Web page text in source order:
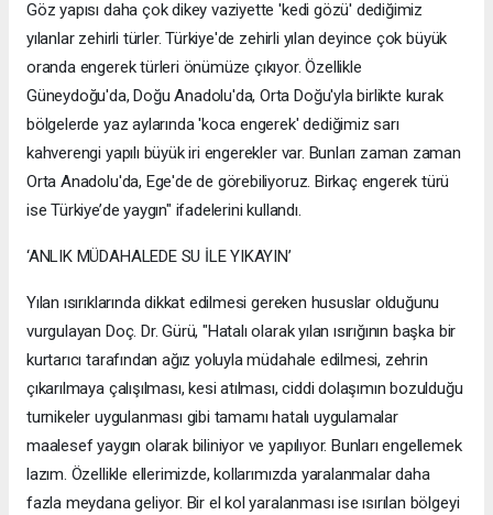
Göz yapısı daha çok dikey vaziyette 'kedi gözü' dediğimiz
yılanlar zehirli türler. Türkiye'de zehirli yılan deyince çok büyük
oranda engerek türleri önümüze çıkıyor. Özellikle
Güneydoğu'da, Doğu Anadolu'da, Orta Doğu'yla birlikte kurak
bölgelerde yaz aylarında 'koca engerek' dediğimiz sarı
kahverengi yapılı büyük iri engerekler var. Bunları zaman zaman
Orta Anadolu'da, Ege'de de görebiliyoruz. Birkaç engerek türü
ise Türkiye’de yaygın" ifadelerini kullandı.
‘ANLIK MÜDAHALEDE SU İLE YIKAYIN’
Yılan ısırıklarında dikkat edilmesi gereken hususlar olduğunu
vurgulayan Doç. Dr. Gürü, "Hatalı olarak yılan ısırığının başka bir
kurtarıcı tarafından ağız yoluyla müdahale edilmesi, zehrin
çıkarılmaya çalışılması, kesi atılması, ciddi dolaşımın bozulduğu
turnikeler uygulanması gibi tamamı hatalı uygulamalar
maalesef yaygın olarak biliniyor ve yapılıyor. Bunları engellemek
lazım. Özellikle ellerimizde, kollarımızda yaralanmalar daha
fazla meydana geliyor. Bir el kol yaralanması ise ısırılan bölgeyi